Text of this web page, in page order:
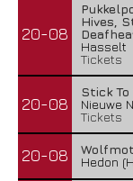
20-08
Hives,
Hasselt
Tickets
20-08
Stick To
Nieuwe
Tickets
20-08
Hedon